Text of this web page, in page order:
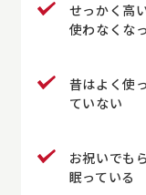
せっかく高
使わなくな
昔はよく使
ていない
お祝いでも
眠っている